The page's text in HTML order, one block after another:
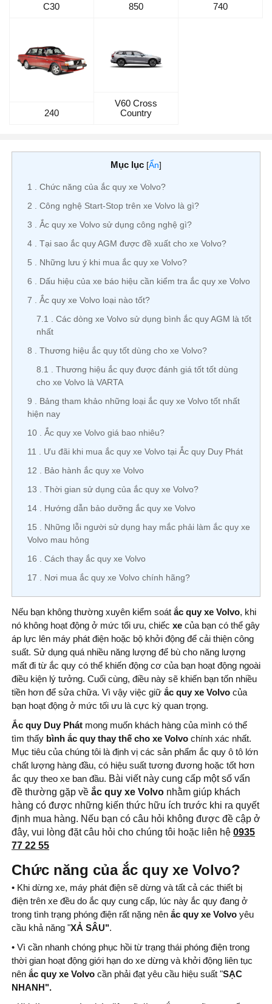
C30 850 740
240
V60 Cross
Country
Mục lục [Ẩn]
1
Chức năng của ắc quy xe Volvo?
2
Công nghệ Start-Stop trên xe Volvo là gì?
3
Ắc quy xe Volvo sử dụng công nghệ gì?
4
Tại sao ắc quy AGM được đề xuất cho xe Volvo?
5
Những lưu ý khi mua ắc quy xe Volvo?
6
Dấu hiệu của xe báo hiệu cần kiểm tra ắc quy xe Volvo
7
Ắc quy xe Volvo loại nào tốt?
7.1
Các dòng xe Volvo sử dụng bình ắc quy AGM là tốt
nhất
8
Thương hiệu ắc quy tốt dùng cho xe Volvo?
8.1
Thương hiệu ắc quy được đánh giá tốt tốt dùng
cho xe Volvo là VARTA
9
Bảng tham khảo những loại ắc quy xe Volvo tốt nhất
hiện nay
10
Ắc quy xe Volvo giá bao nhiêu?
11
Ưu đãi khi mua ắc quy xe Volvo tại Ắc quy Duy Phát
12
Bảo hành ắc quy xe Volvo
13
Thời gian sử dụng của ắc quy xe Volvo?
14
Hướng dẫn bảo dưỡng ắc quy xe Volvo
15
Những lỗi người sử dụng hay mắc phải làm ắc quy xe
Volvo mau hỏng
16
Cách thay ắc quy xe Volvo
17
Nơi mua ắc quy xe Volvo chính hãng?
Nếu bạn không thường xuyên kiểm soát ắc quy xe Volvo, khi
nó không hoạt động ở mức tối ưu, chiếc xe của bạn có thể gây
áp lực lên máy phát điện hoặc bộ khởi động để cải thiện công
suất. Sử dụng quá nhiều năng lượng để bù cho năng lượng
mất đi từ ắc quy có thể khiến động cơ của bạn hoạt động ngoài
điều kiện lý tưởng. Cuối cùng, điều này sẽ khiến bạn tốn nhiều
tiền hơn để sửa chữa. Vì vậy việc giữ ắc quy xe Volvo của
bạn hoạt động ở mức tối ưu là cực kỳ quan trọng.
Ắc quy Duy Phát mong muốn khách hàng của mình có thể
tìm thấy bình ắc quy thay thế cho xe Volvo chính xác nhất.
Mục tiêu của chúng tôi là định vị các sản phẩm ắc quy ô tô lớn
chất lượng hàng đầu, có hiệu suất tương đương hoặc tốt hơn
ắc quy theo xe ban đầu. Bài viết này cung cấp một số vấn
đề thường gặp về ắc quy xe Volvo nhằm giúp khách
hàng có được những kiến thức hữu ích trước khi ra quyết
định mua hàng. Nếu bạn có câu hỏi không được đề cập ở
đây, vui lòng đặt câu hỏi cho chúng tôi hoặc liên hệ 0935
77 22 55
Chức năng của ắc quy xe Volvo?
• Khi dừng xe, máy phát điện sẽ dừng và tất cả các thiết bị
điện trên xe đều do ắc quy cung cấp, lúc này ắc quy đang ở
trong tình trạng phóng điện rất nặng nên ắc quy xe Volvo yêu
cầu khả năng "XẢ SÂU".
• Vì cần nhanh chóng phục hồi từ trạng thái phóng điện trong
thời gian hoạt động giới hạn do xe dừng và khởi động liên tục
nên ắc quy xe Volvo cần phải đạt yêu cầu hiệu suất "SẠC
NHANH".